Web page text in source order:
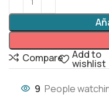
Compare
Add to
wishlist
9 People